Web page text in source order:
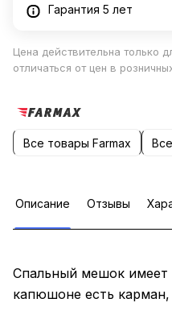
Гарантия 5 лет
Цена действительна только
отличаться от цен в
Все товары Farmax
Описание Отзывы
Спальный мешок
капюшоне есть